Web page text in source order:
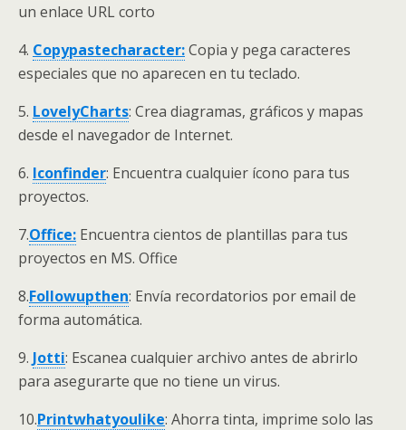
un enlace URL corto
4. Copypastecharacter:Copia y pega caracteres
especiales que no aparecen en tu teclado.
5. LovelyCharts: Crea diagramas, gráficos y mapas
desde el navegador de Internet.
6. Iconfinder: Encuentra cualquier ícono para tus
proyectos.
7.Office: Encuentra cientos de plantillas para tus
proyectos en MS. Office
8.Followupthen: Envía recordatorios por email de
forma automática.
9. Jotti: Escanea cualquier archivo antes de abrirlo
para asegurarte que no tiene un virus.
10.Printwhatyoulike: Ahorra tinta, imprime solo las